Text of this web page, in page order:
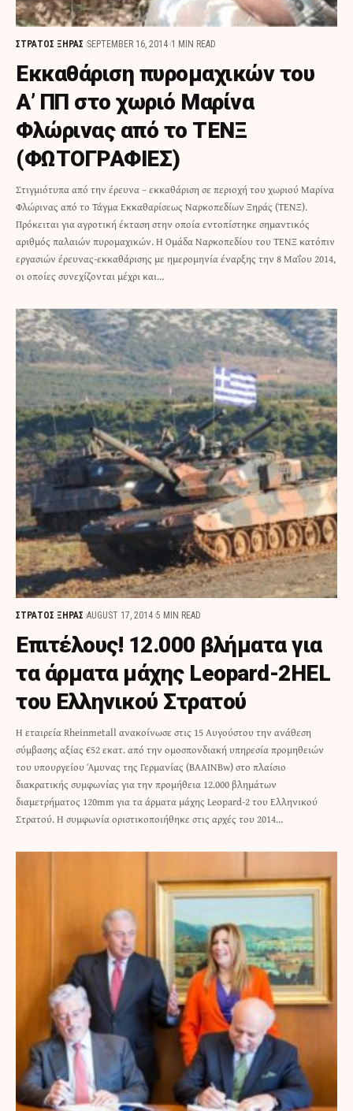
ΣΤΡΑΤΟΣ ΞΗΡΑΣ SEPTEMBER 16, 2014 1 MIN READ
Εκκαθάριση πυρομαχικών του
Α’ ΠΠ στο χωριό Μαρίνα
Φλώρινας από το ΤΕΝΞ
(ΦΩΤΟΓΡΑΦΙΕΣ)
Στιγμιότυπα από την έρευνα – εκκαθάριση σε περιοχή του χωριού Μαρίνα
Φλώρινας από το Τάγμα Εκκαθαρίσεως Ναρκοπεδίων Ξηράς (ΤΕΝΞ).
Πρόκειται για αγροτική έκταση στην οποία εντοπίστηκε σημαντικός
αριθμός παλαιών πυρομαχικών. Η Ομάδα Ναρκοπεδίου του ΤΕΝΞ κατόπιν
εργασιών έρευνας-εκκαθάρισης με ημερομηνία έναρξης την 8 Μαΐου 2014,
οι οποίες συνεχίζονται μέχρι και…
ΣΤΡΑΤΟΣ ΞΗΡΑΣ AUGUST 17, 2014 5 MIN READ
Επιτέλους! 12.000 βλήματα για
τα άρματα μάχης Leopard-2HEL
του Ελληνικού Στρατού
Η εταιρεία Rheinmetall ανακοίνωσε στις 15 Αυγούστου την ανάθεση
σύμβασης αξίας €52 εκατ. από την ομοσπονδιακή υπηρεσία προμηθειών
του υπουργείου Άμυνας της Γερμανίας (BAAINBw) στο πλαίσιο
διακρατικής συμφωνίας για την προμήθεια 12.000 βλημάτων
διαμετρήματος 120mm για τα άρματα μάχης Leopard-2 του Ελληνικού
Στρατού. Η συμφωνία οριστικοποιήθηκε στις αρχές του 2014…